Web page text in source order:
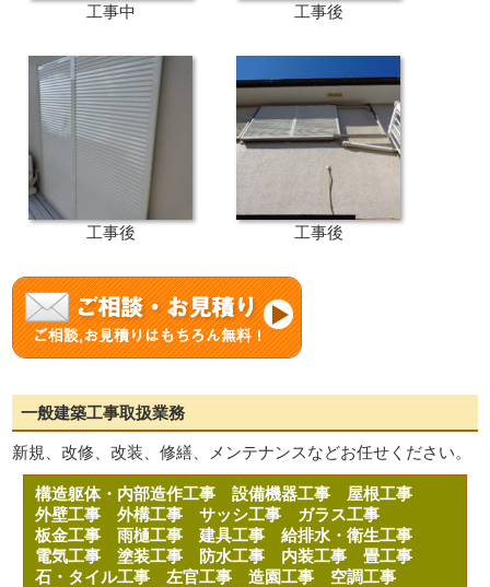
工事中 工事後
工事後 工事後
一般建築工事取扱業務
新規、改修、改装、修繕、メンテナンスなどお任せください。
構造躯体・内部造作工事設備機器工事 屋根工事
外壁工事外構工事サッシ工事 ガラス工事
板金工事雨樋工事建具工事給排水・衛生工事
電気工事塗装工事 防水工事 内装工事畳工事
石・タイル工事左官工事造園工事 空調工事